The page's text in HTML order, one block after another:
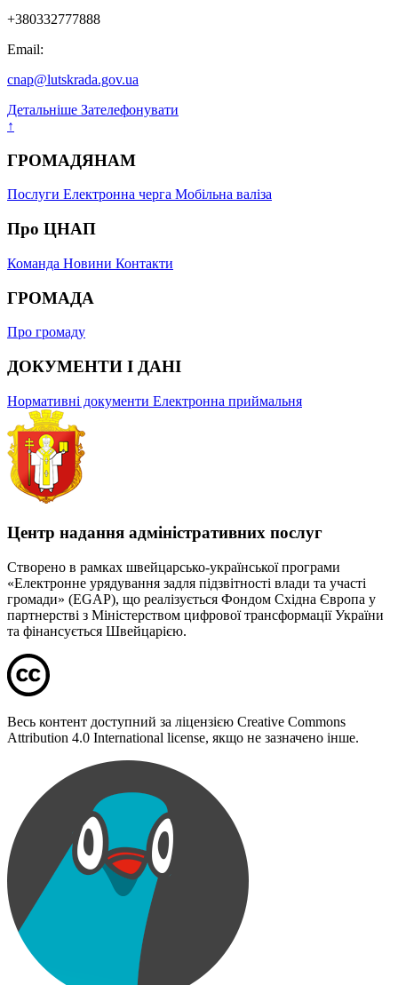
+380332777888
Email:
cnap@lutskrada.gov.ua
Детальніше Зателефонувати
↑
ГРОМАДЯНАМ
Послуги Електронна черга Мобільна валіза
Про ЦНАП
Команда Новини Контакти
ГРОМАДА
Про громаду
ДОКУМЕНТИ І ДАНІ
Нормативні документи Електронна приймальня
Центр надання адміністративних послуг
Створено в рамках швейцарсько-української програми
«Електронне урядування задля підзвітності влади та участі
громади» (EGAP), що реалізується Фондом Східна Європа у
партнерстві з Міністерством цифрової трансформації України
та фінансується Швейцарією.
Весь контент доступний за ліцензією Creative Commons
Attribution 4.0 International license, якщо не зазначено інше.